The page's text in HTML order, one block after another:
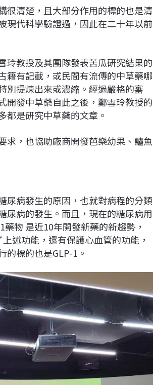
很清楚，且大部分作用的標的也是清
現代科學驗證過，因此在二十年以前
玲教授及其團隊發表苦瓜研究結果的
籍有記載，或民間有流傳的中草藥哪
別提煉出來或濃縮。經過嚴格的審
開發中草藥自此之後，鄭雪玲教授的
都是研究中草藥的文章。
求，也協助廠商開發芭樂幼果、鱸魚
尿病發生的原因，也就對病程的分類
尿病的發生。而且，現在的糖尿病用
物 是近10年開發新藥的新趨勢，
述功能，還有保護心血管的功能，
的標的也是GLP-1。